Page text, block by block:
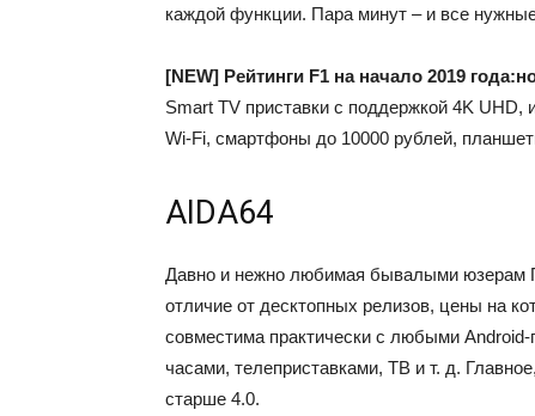
каждой функции. Пара минут – и все
[NEW] Рейтинги F1 на начало 2019 года:
Smart TV приставки с поддержкой 4K
Wi-Fi, смартфоны до 10000 рублей,
AIDA64
Давно и нежно любимая бывалыми юзерам
отличие от десктопных релизов, цены на
совместима практически с любыми
часами, телеприставками, ТВ и т. д.
старше 4.0.